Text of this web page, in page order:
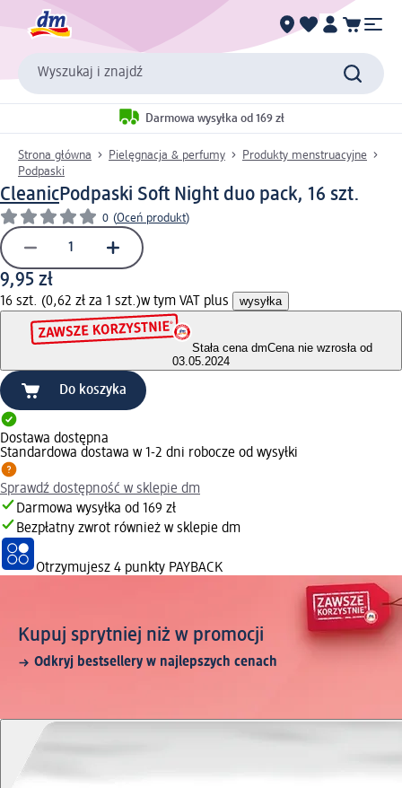
Wyszukaj i znajdź
Darmowa wysyłka od 169 zł
Strona główna Pielęgnacja & perfumy
Produkty menstruacyjne
Podpaski
CleanicPodpaski Soft Night duo pack, 16 szt.
0 (Oceń produkt)
9,95 zł
16 szt. (0,62 zł za 1 szt.)w tym VAT plus wysyłka
Stała cena dmCena nie wzrosła od
03.05.2024
Do koszyka
Dostawa dostępna
Standardowa dostawa w 1-2 dni robocze od wysyłki
Sprawdź dostępność w sklepie dm
Darmowa wysyłka od 169 zł
Bezpłatny zwrot również w sklepie dm
Otrzymujesz 4 punkty PAYBACK
Kupuj sprytniej niż w promocji
Odkryj bestsellery w najlepszych cenach